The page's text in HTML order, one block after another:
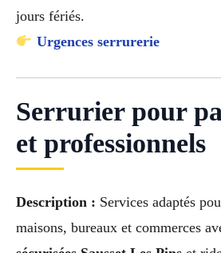
jours fériés.
Urgences serrurerie
Serrurier pour
et professionnels
Description : Services adaptés
maisons, bureaux et commerces